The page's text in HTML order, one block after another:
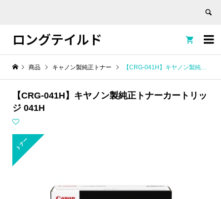

ロングテイルド 
商品 キャノン製純正トナー 【CRG-041H】キヤノン製純正トナーカートリッジ 041H
【CRG-041H】キヤノン製純正トナーカートリッ
ジ 041H
トナー